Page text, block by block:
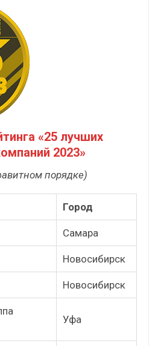
«25 лучших
2023»
порядке)
Город
Самара
Новосибирск
Новосибирск
Уфа